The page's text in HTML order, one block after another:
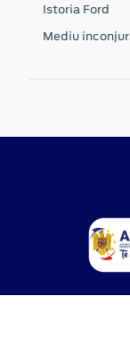
Istoria Ford
Mediu